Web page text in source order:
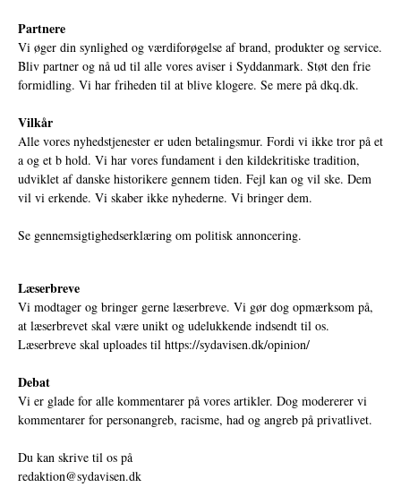
Partnere
Vi øger din synlighed og værdiforøgelse af brand, produkter og service.
Bliv partner og nå ud til alle vores aviser i Syddanmark. Støt den frie
formidling. Vi har friheden til at blive klogere. Se mere på dkq.dk.
Vilkår
Alle vores nyhedstjenester er uden betalingsmur. Fordi vi ikke tror på et
a og et b hold. Vi har vores fundament i den kildekritiske tradition,
udviklet af danske historikere gennem tiden. Fejl kan og vil ske. Dem
vil vi erkende. Vi skaber ikke nyhederne. Vi bringer dem.
Se gennemsigtighedserklæring om politisk annoncering.
Læserbreve
Vi modtager og bringer gerne læserbreve. Vi gør dog opmærksom på,
at læserbrevet skal være unikt og udelukkende indsendt til os.
Læserbreve skal uploades til https://sydavisen.dk/opinion/
Debat
Vi er glade for alle kommentarer på vores artikler. Dog modererer vi
kommentarer for personangreb, racisme, had og angreb på privatlivet.
Du kan skrive til os på
redaktion@sydavisen.dk